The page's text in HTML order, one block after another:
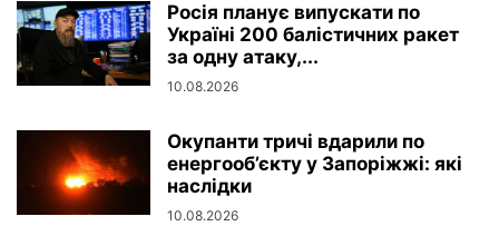
Росія планує випускати по
Україні 200 балістичних ракет
за одну атаку,...
10.08.2026
Окупанти тричі вдарили по
енергооб’єкту у Запоріжжі: які
наслідки
10.08.2026